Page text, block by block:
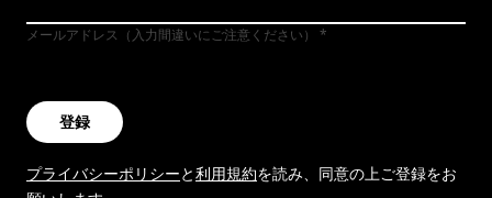
メールアドレス（入力間違いにご注意ください）
登録
プライバシーポリシーと利用規約を読み、同意の上ご登録をお